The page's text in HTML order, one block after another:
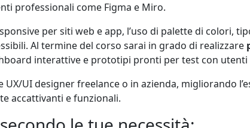
professionali come Figma e Miro.
per siti web e app, l’uso di palette di colori,
Al termine del corso sarai in grado di realizzare
interattive e prototipi pronti per test con utenti
UI designer freelance o in azienda, migliorando
accattivanti e funzionali.